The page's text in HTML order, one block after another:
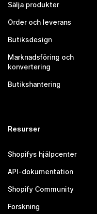
Sälja produkter
Order och leverans
Butiksdesign
Marknadsföring och
konvertering
Butikshantering
Resurser
Shopifys hjälpcenter
API-dokumentation
Shopify Community
Forskning